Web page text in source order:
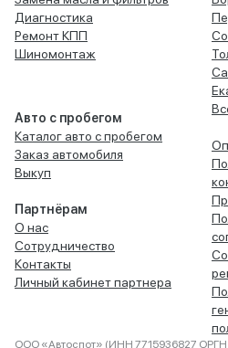
Диагностика
Ремонт КПП
Шиномонтаж
Авто с пробегом
Каталог авто с пробегом
Заказ автомобиля
Выкуп
Партнёрам
О нас
Сотрудничество
Контакты
Личный кабинет партнера
ООО «Автоспот» (ИНН 7715936827 ОРГН